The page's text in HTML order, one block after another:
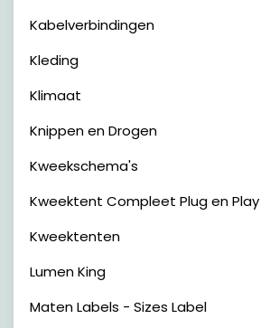
Kabelverbindingen
Kleding
Klimaat
Knippen en Drogen
Kweekschema's
Kweektent Compleet Plug en Play
Kweektenten
Lumen King
Maten Labels - Sizes Label